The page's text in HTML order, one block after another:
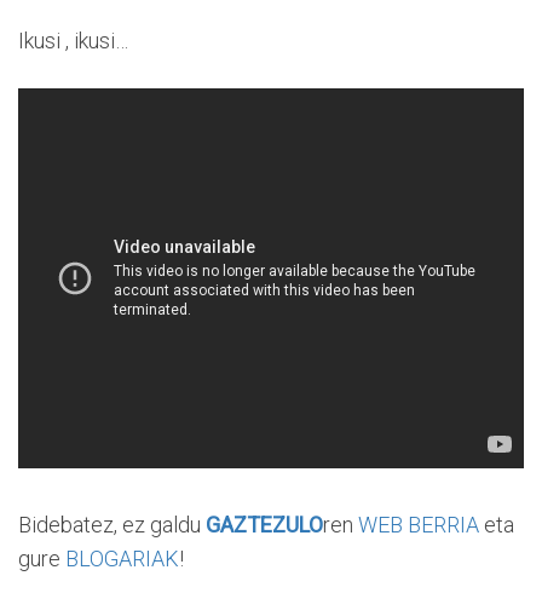
Ikusi , ikusi…
Bidebatez, ez galdu GAZTEZULOren WEB BERRIA eta
gure BLOGARIAK!